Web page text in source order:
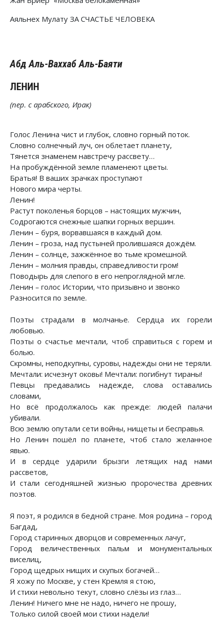
Аяльнех Мулату ЗА СЧАСТЬЕ ЧЕЛОВЕКА
Абд Аль-Ваххаб Аль-Баяти
ЛЕНИН
(пер. с арабского, Ирак)
Голос Ленина чист и глубок, словно горный поток.
Словно солнечный луч, он облетает планету,
Тянется знаменем навстречу рассвету…
На пробуждённой земле пламенеют цветы.
Братья! В ваших зрачках проступают
Нового мира черты.
Ленин!
Растут поколенья борцов – настоящих мужчин,
Содрогаются снежные шапки горных вершин.
Ленин – буря, ворвавшаяся в каждый дом.
Ленин – гроза, над пустыней пролившаяся дождём.
Ленин – солнце, зажжённое во тьме кромешной.
Ленин – молния правды, справедливости гром!
Поводырь для слепого в его непроглядной мгле.
Ленин – голос Истории, что призывно и звонко
Разносится по земле.
Поэты страдали в молчанье. Сердца их горели
любовью.
Поэты о счастье мечтали, чтоб справиться с горем и
болью.
Скромны, неподкупны, суровы, надежды они не теряли.
Мечтали: исчезнут оковы! Мечтали: погибнут тираны!
Певцы предавались надежде, слова оставались
словами,
Но всё продолжалось как прежде: людей палачи
убивали.
Всю землю опутали сети войны, нищеты и бесправья.
Но Ленин пошёл по планете, чтоб стало желанное
явью.
И в сердце ударили брызги летящих над нами
рассветов,
И стали сегодняшней жизнью пророчества древних
поэтов.
Я поэт, я родился в бедной стране. Моя родина – город
Багдад,
Город старинных дворцов и современных лачуг,
Город величественных пальм и монументальных
виселиц,
Город щедрых нищих и скупых богачей…
Я хожу по Москве, у стен Кремля я стою,
И стихи невольно текут, словно слёзы из глаз…
Ленин! Ничего мне не надо, ничего не прошу,
Только силой своей мои стихи надели!